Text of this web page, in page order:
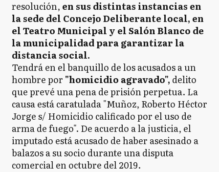
resolución, en sus distintas instancias en
la sede del Concejo Deliberante local, en
el Teatro Municipal y el Salón Blanco de
la municipalidad para garantizar la
distancia social.
Tendrá en el banquillo de los acusados a un
hombre por "homicidio agravado", delito
que prevé una pena de prisión perpetua. La
causa está caratulada "Muñoz, Roberto Héctor
Jorge s/ Homicidio calificado por el uso de
arma de fuego". De acuerdo a la justicia, el
imputado está acusado de haber asesinado a
balazos a su socio durante una disputa
comercial en octubre del 2019.